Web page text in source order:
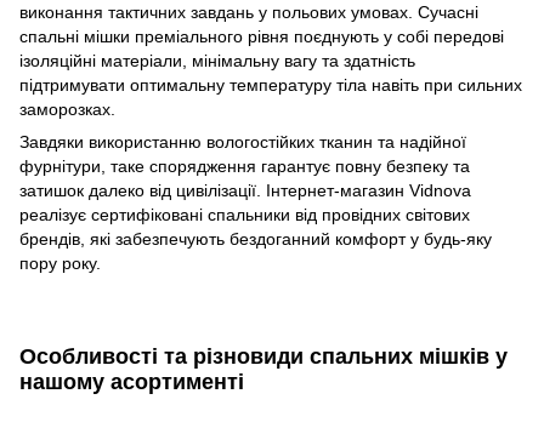
виконання тактичних завдань у польових умовах. Сучасні
спальні мішки преміального рівня поєднують у собі передові
ізоляційні матеріали, мінімальну вагу та здатність
підтримувати оптимальну температуру тіла навіть при сильних
заморозках.
Завдяки використанню вологостійких тканин та надійної
фурнітури, таке спорядження гарантує повну безпеку та
затишок далеко від цивілізації. Інтернет-магазин Vidnova
реалізує сертифіковані спальники від провідних світових
брендів, які забезпечують бездоганний комфорт у будь-яку
пору року.
Особливості та різновиди спальних мішків у
нашому асортименті